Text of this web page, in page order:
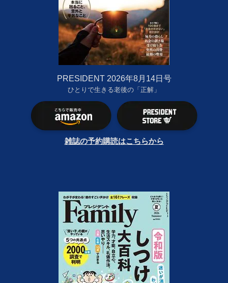
PRESIDENT 2026年8月14日号
ひとりで生きる老後の「正解」
雑誌の予約購読はこちらから